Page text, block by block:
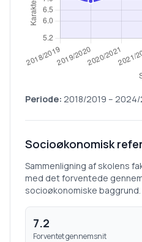
Periode: 2018/2019 – 2024/
Socioøkonomisk
Sammenligning af skolens
med det forventede
socioøkonomiske baggrund.
7.2
Forventet gennemsnit